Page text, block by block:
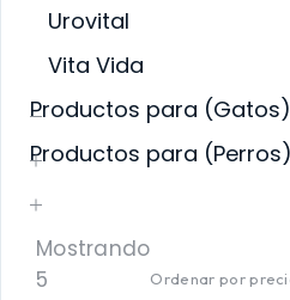
Urovital
Vita Vida
Productos para (Gatos)
Productos para (Perros)
Mostrando
5
Ordenar por